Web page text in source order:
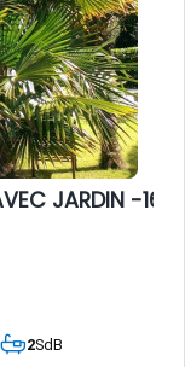
JARDIN -
2SdB